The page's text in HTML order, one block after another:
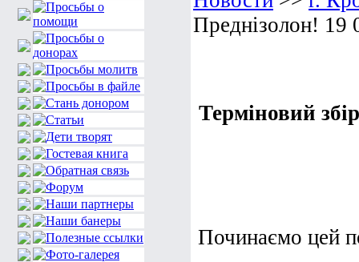
Преднізолон! 19
Терміновий
Починаємо цей